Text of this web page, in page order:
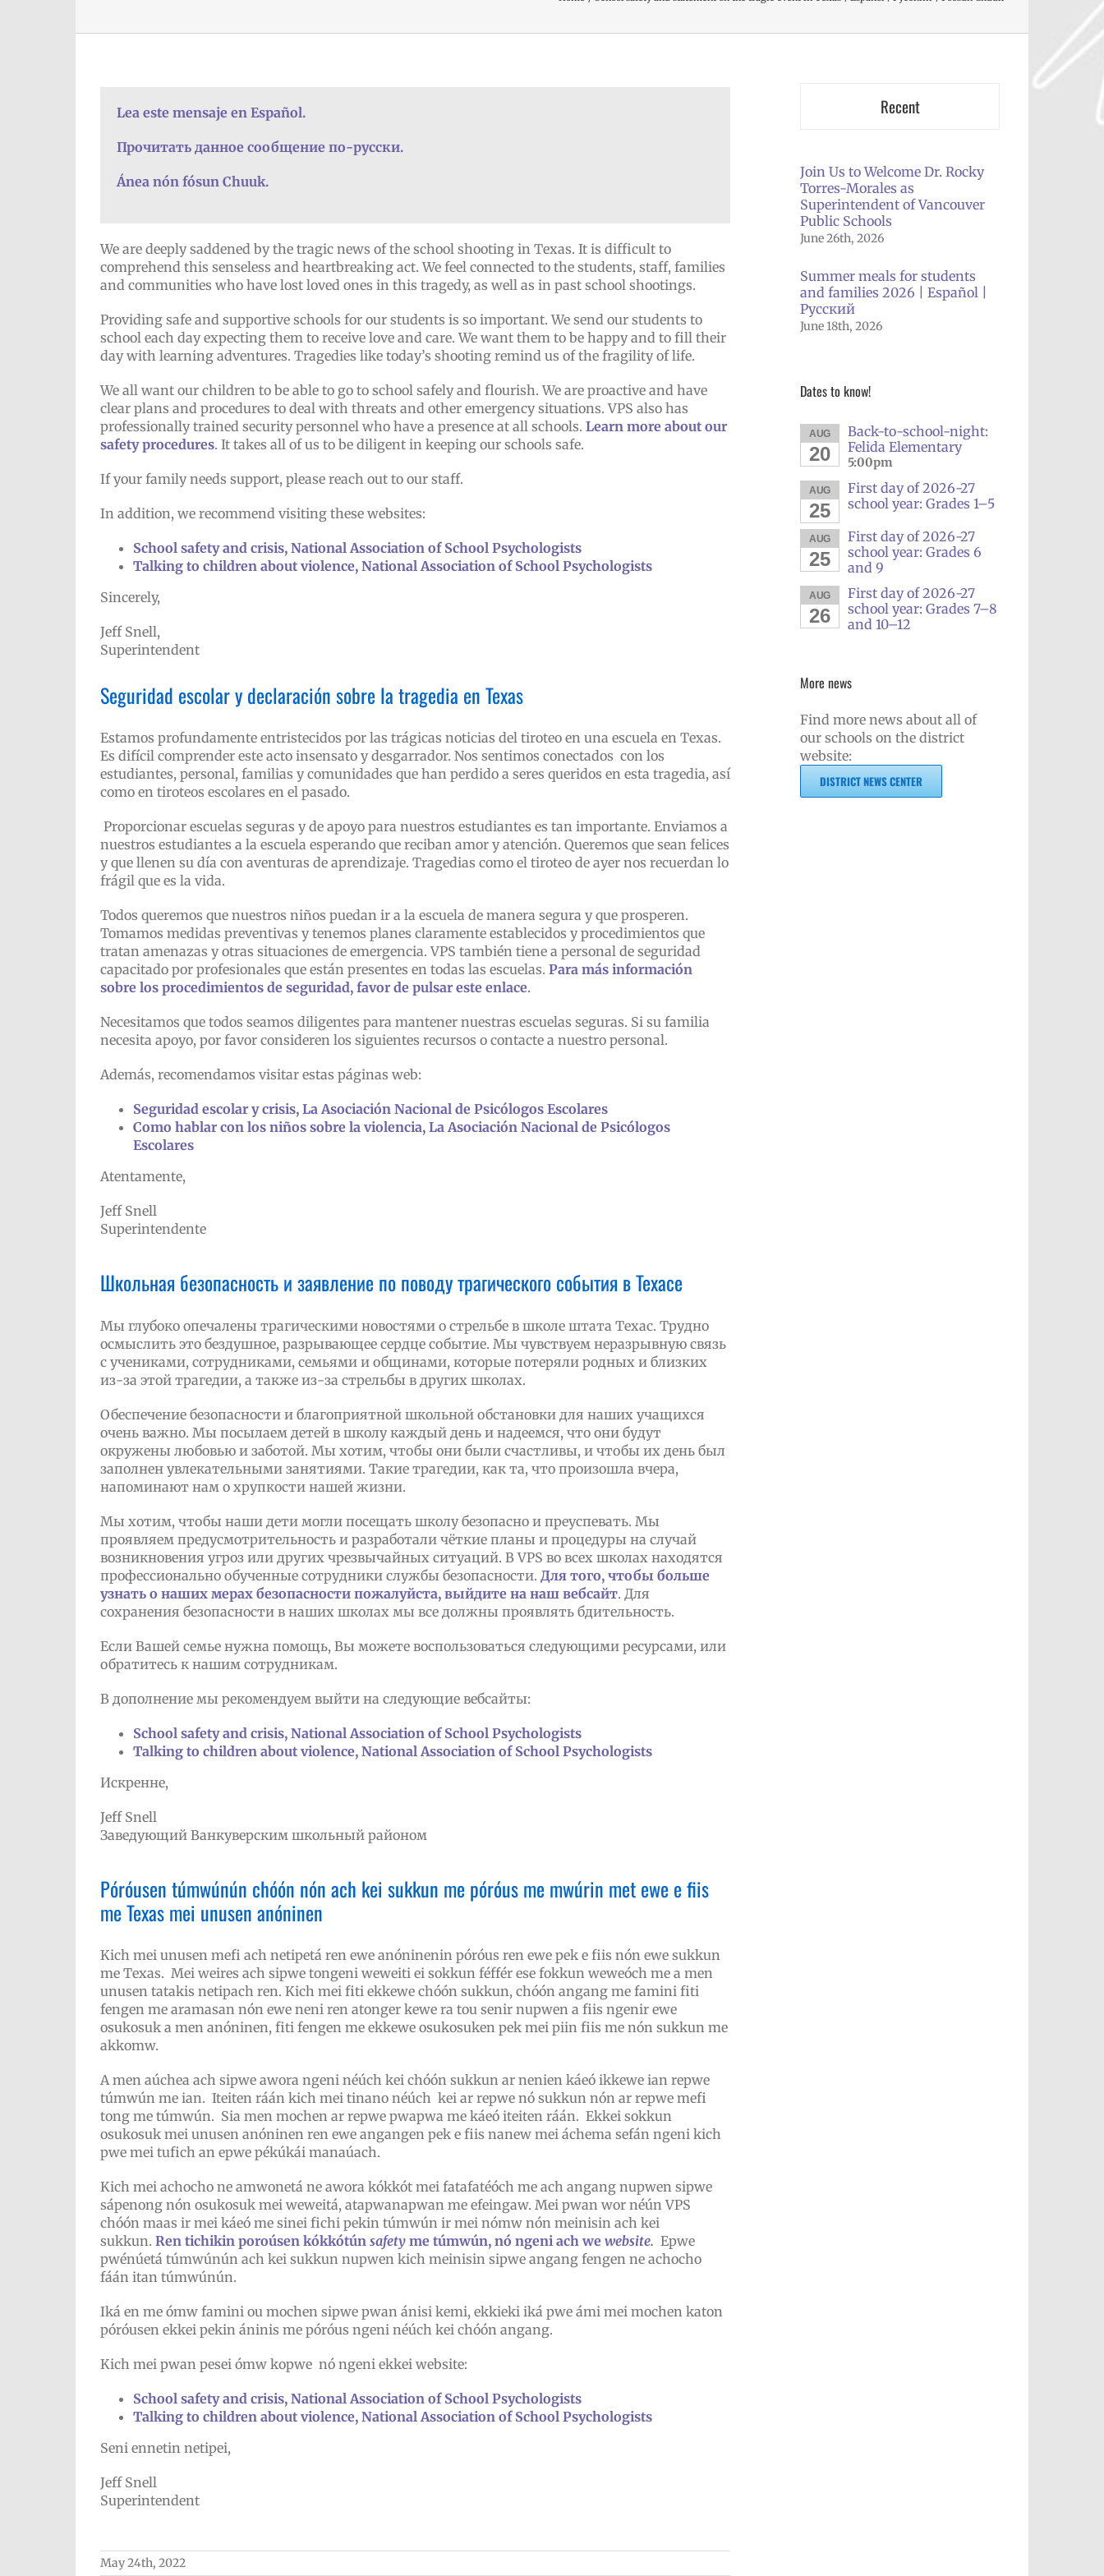
Lea este mensaje en Español.
Прочитать данное сообщение по-русски.
Ánea nón fósun Chuuk.
We are deeply saddened by the tragic news of the school shooting in Texas. It is difficult to
comprehend this senseless and heartbreaking act. We feel connected to the students, staff, families
and communities who have lost loved ones in this tragedy, as well as in past school shootings.
Providing safe and supportive schools for our students is so important. We send our students to
school each day expecting them to receive love and care. We want them to be happy and to fill their
day with learning adventures. Tragedies like today’s shooting remind us of the fragility of life.
We all want our children to be able to go to school safely and flourish. We are proactive and have
clear plans and procedures to deal with threats and other emergency situations. VPS also has
professionally trained security personnel who have a presence at all schools. Learn more about our
safety procedures. It takes all of us to be diligent in keeping our schools safe.
If your family needs support, please reach out to our staff.
In addition, we recommend visiting these websites:
School safety and crisis, National Association of School Psychologists
Talking to children about violence, National Association of School Psychologists
Sincerely,
Jeff Snell,
Superintendent
Seguridad escolar y declaración sobre la tragedia en Texas
Estamos profundamente entristecidos por las trágicas noticias del tiroteo en una escuela en Texas.
Es difícil comprender este acto insensato y desgarrador. Nos sentimos conectados con los
estudiantes, personal, familias y comunidades que han perdido a seres queridos en esta tragedia, así
como en tiroteos escolares en el pasado.
Proporcionar escuelas seguras y de apoyo para nuestros estudiantes es tan importante. Enviamos a
nuestros estudiantes a la escuela esperando que reciban amor y atención. Queremos que sean felices
y que llenen su día con aventuras de aprendizaje. Tragedias como el tiroteo de ayer nos recuerdan lo
frágil que es la vida.
Todos queremos que nuestros niños puedan ir a la escuela de manera segura y que prosperen.
Tomamos medidas preventivas y tenemos planes claramente establecidos y procedimientos que
tratan amenazas y otras situaciones de emergencia. VPS también tiene a personal de seguridad
capacitado por profesionales que están presentes en todas las escuelas. Para más información
sobre los procedimientos de seguridad, favor de pulsar este enlace.
Necesitamos que todos seamos diligentes para mantener nuestras escuelas seguras. Si su familia
necesita apoyo, por favor consideren los siguientes recursos o contacte a nuestro personal.
Además, recomendamos visitar estas páginas web:
Seguridad escolar y crisis, La Asociación Nacional de Psicólogos Escolares
Como hablar con los niños sobre la violencia, La Asociación Nacional de Psicólogos
Escolares
Atentamente,
Jeff Snell
Superintendente
Школьная безопасность и заявление по поводу трагического события в Техасе
Мы глубоко опечалены трагическими новостями о стрельбе в школе штата Техас. Трудно
осмыслить это бездушное, разрывающее сердце событие. Мы чувствуем неразрывную связь
с учениками, сотрудниками, семьями и общинами, которые потеряли родных и близких
из-за этой трагедии, а также из-за стрельбы в других школах.
Обеспечение безопасности и благоприятной школьной обстановки для наших учащихся
очень важно. Мы посылаем детей в школу каждый день и надеемся, что они будут
окружены любовью и заботой. Мы хотим, чтобы они были счастливы, и чтобы их день был
заполнен увлекательными занятиями. Такие трагедии, как та, что произошла вчера,
напоминают нам о хрупкости нашей жизни.
Мы хотим, чтобы наши дети могли посещать школу безопасно и преуспевать. Мы
проявляем предусмотрительность и разработали чёткие планы и процедуры на случай
возникновения угроз или других чрезвычайных ситуаций. В VPS во всех школах находятся
профессионально обученные сотрудники службы безопасности. Для того, чтобы больше
узнать о наших мерах безопасности пожалуйста, выйдите на наш вебсайт. Для
сохранения безопасности в наших школах мы все должны проявлять бдительность.
Если Вашей семье нужна помощь, Вы можете воспользоваться следующими ресурсами, или
обратитесь к нашим сотрудникам.
В дополнение мы рекомендуем выйти на следующие вебсайты:
School safety and crisis, National Association of School Psychologists
Talking to children about violence, National Association of School Psychologists
Искренне,
Jeff Snell
Заведующий Ванкуверским школьный районом
Póróusen túmwúnún chóón nón ach kei sukkun me póróus me mwúrin met ewe e fiis
me Texas mei unusen anóninen
Kich mei unusen mefi ach netipetá ren ewe anóninenin póróus ren ewe pek e fiis nón ewe sukkun
me Texas. Mei weires ach sipwe tongeni weweiti ei sokkun féffér ese fokkun weweóch me a men
unusen tatakis netipach ren. Kich mei fiti ekkewe chóón sukkun, chóón angang me famini fiti
fengen me aramasan nón ewe neni ren atonger kewe ra tou senir nupwen a fiis ngenir ewe
osukosuk a men anóninen, fiti fengen me ekkewe osukosuken pek mei piin fiis me nón sukkun me
akkomw.
A men aúchea ach sipwe awora ngeni néúch kei chóón sukkun ar nenien káeó ikkewe ian repwe
túmwún me ian. Iteiten ráán kich mei tinano néúch kei ar repwe nó sukkun nón ar repwe mefi
tong me túmwún. Sia men mochen ar repwe pwapwa me káeó iteiten ráán. Ekkei sokkun
osukosuk mei unusen anóninen ren ewe angangen pek e fiis nanew mei áchema sefán ngeni kich
pwe mei tufich an epwe pékúkái manaúach.
Kich mei achocho ne amwonetá ne awora kókkót mei fatafatéóch me ach angang nupwen sipwe
sápenong nón osukosuk mei weweitá, atapwanapwan me efeingaw. Mei pwan wor néún VPS
chóón maas ir mei káeó me sinei fichi pekin túmwún ir mei nómw nón meinisin ach kei
sukkun. Ren tichikin poroúsen kókkótún safety me túmwún, nó ngeni ach we website. Epwe
pwénúetá túmwúnún ach kei sukkun nupwen kich meinisin sipwe angang fengen ne achocho
fáán itan túmwúnún.
Iká en me ómw famini ou mochen sipwe pwan ánisi kemi, ekkieki iká pwe ámi mei mochen katon
póróusen ekkei pekin áninis me póróus ngeni néúch kei chóón angang.
Kich mei pwan pesei ómw kopwe nó ngeni ekkei website:
School safety and crisis, National Association of School Psychologists
Talking to children about violence, National Association of School Psychologists
Seni ennetin netipei,
Jeff Snell
Superintendent
May 24th, 2022
Recent
Join Us to Welcome Dr. Rocky
Torres-Morales as
Superintendent of Vancouver
Public Schools
June 26th, 2026
Summer meals for students
and families 2026 | Español |
Русский
June 18th, 2026
Dates to know!
AUG
20
Back-to-school-night:
Felida Elementary
5:00pm
AUG
25
First day of 2026-27
school year: Grades 1–5
AUG
25
First day of 2026-27
school year: Grades 6
and 9
AUG
26
First day of 2026-27
school year: Grades 7–8
and 10–12
More news
Find more news about all of
our schools on the district
website:
DISTRICT NEWS CENTER